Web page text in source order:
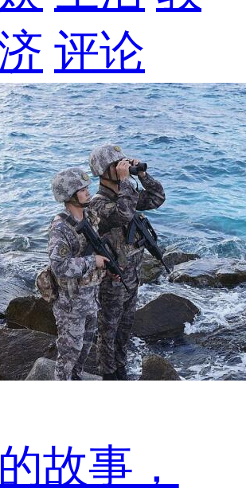
评论
故事，